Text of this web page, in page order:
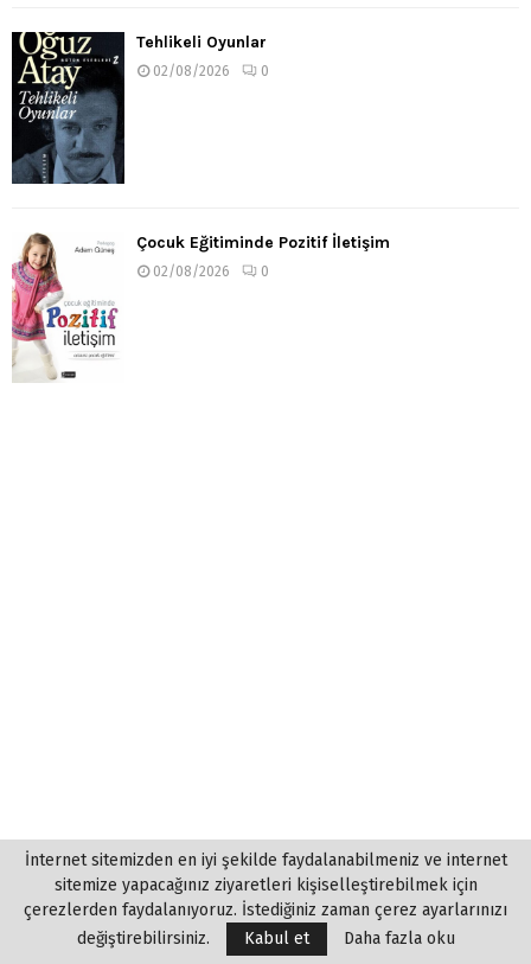
Tehlikeli Oyunlar
02/08/2026 0
Çocuk Eğitiminde Pozitif İletişim
02/08/2026 0
İnternet sitemizden en iyi şekilde faydalanabilmeniz ve internet
sitemize yapacağınız ziyaretleri kişiselleştirebilmek için
çerezlerden faydalanıyoruz. İstediğiniz zaman çerez ayarlarınızı
değiştirebilirsiniz.
Kabul et Daha fazla oku